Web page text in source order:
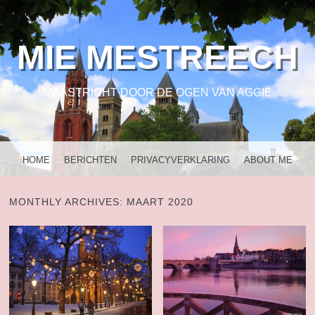
MIE MESTREECH
MAASTRICHT DOOR DE OGEN VAN AGGIE
MENU
SKIP TO CONTENT
HOME BERICHTEN PRIVACYVERKLARING ABOUT ME
MONTHLY ARCHIVES: MAART 2020